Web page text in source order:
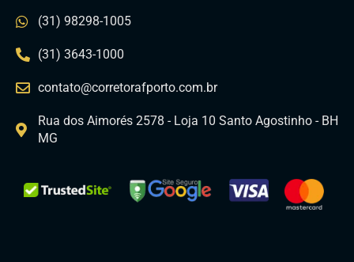
(31) 98298-1005
(31) 3643-1000
contato@corretorafporto.com.br
Rua dos Aimorés 2578 - Loja 10 Santo Agostinho - BH
MG